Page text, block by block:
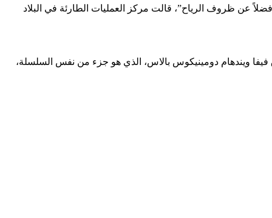
عن ظروف الرياح”، قالت مركز العمليات الطارئة في البلاد
فيفا ويندهام دومينيكوس بالاس، الذي هو جزء من نفس السلسلة،